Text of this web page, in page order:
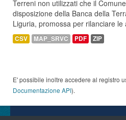
Terreni non utilizzati che il
disposizione della Banca della
Liguria, promossa per rilanciare le
CSV MAP_SRVC PDF ZIP
E' possibile inoltre accedere al registro
Documentazione API).